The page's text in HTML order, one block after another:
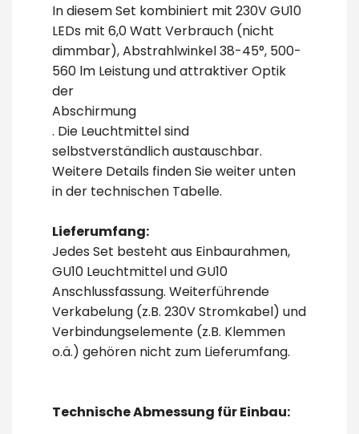
In diesem Set kombiniert mit 230V GU10
LEDs mit 6,0 Watt Verbrauch (nicht
dimmbar), Abstrahlwinkel 38-45°, 500-
560 lm Leistung und attraktiver Optik
der
Abschirmung
. Die Leuchtmittel sind
selbstverständlich austauschbar.
Weitere Details finden Sie weiter unten
in der technischen Tabelle.
Lieferumfang:
Jedes Set besteht aus Einbaurahmen,
GU10 Leuchtmittel und GU10
Anschlussfassung. Weiterführende
Verkabelung (z.B. 230V Stromkabel) und
Verbindungselemente (z.B. Klemmen
o.ä.) gehören nicht zum Lieferumfang.
Technische Abmessung für Einbau: